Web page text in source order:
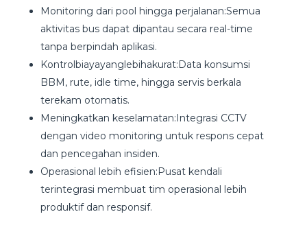
Monitoring dari pool hingga perjalanan:Semua
aktivitas bus dapat dipantau secara real-time
tanpa berpindah aplikasi.
Kontrolbiayayanglebihakurat:Data konsumsi
BBM, rute, idle time, hingga servis berkala
terekam otomatis.
Meningkatkan keselamatan:Integrasi CCTV
dengan video monitoring untuk respons cepat
dan pencegahan insiden.
Operasional lebih efisien:Pusat kendali
terintegrasi membuat tim operasional lebih
produktif dan responsif.